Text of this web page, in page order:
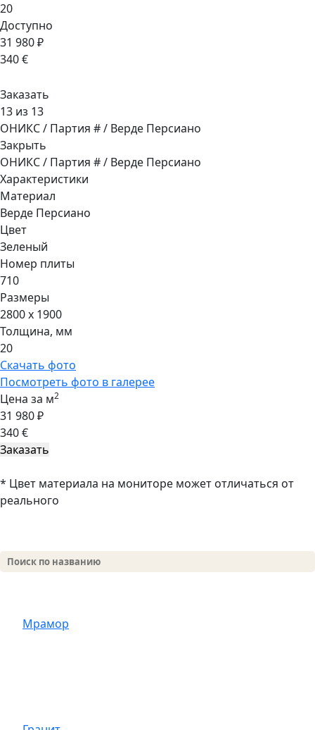
20
Доступно
31 980 ₽
340 €
Заказать
13 из 13
ОНИКС / Партия # / Верде Персиано
Закрыть
ОНИКС / Партия # / Верде Персиано
Характеристики
Материал
Верде Персиано
Цвет
Зеленый
Номер плиты
710
Размеры
2800 x 1900
Толщина, мм
20
Скачать фото
Посмотреть фото в галерее
Цена за м2
31 980 ₽
340 €
* Цвет материала на мониторе может отличаться от
реального
Мрамор